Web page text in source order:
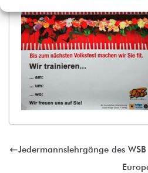
Jedermannslehrgänge des WSB